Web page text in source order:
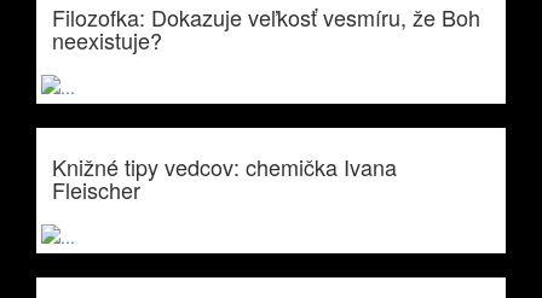
Filozofka: Dokazuje veľkosť vesmíru, že Boh
neexistuje?
Knižné tipy vedcov: chemička Ivana
Fleischer